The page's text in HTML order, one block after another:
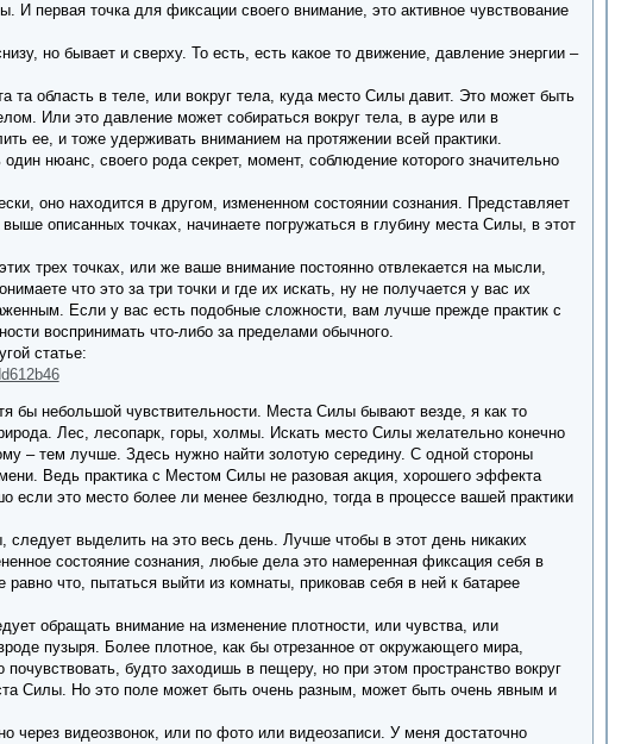
первая точка для фиксации своего внимание, это активное чувствование
но бывает и сверху. То есть, есть какое то движение, давление энергии –
та область в теле, или вокруг тела, куда место Силы давит. Это может быть
Или это давление может собираться вокруг тела, в ауре или в
ее, и тоже удерживать вниманием на протяжении всей практики.
нюанс, своего рода секрет, момент, соблюдение которого значительно
оно находится в другом, измененном состоянии сознания. Представляет
описанных точках, начинаете погружаться в глубину места Силы, в этот
трех точках, или же ваше внимание постоянно отвлекается на мысли,
что это за три точки и где их искать, ну не получается у вас их
Если у вас есть подобные сложности, вам лучше прежде практик с
воспринимать что-либо за пределами обычного.
статье:
бы небольшой чувствительности. Места Силы бывают везде, я как то
Лес, лесопарк, горы, холмы. Искать место Силы желательно конечно
– тем лучше. Здесь нужно найти золотую середину. С одной стороны
Ведь практика с Местом Силы не разовая акция, хорошего эффекта
это место более ли менее безлюдно, тогда в процессе вашей практики
выделить на это весь день. Лучше чтобы в этот день никаких
состояние сознания, любые дела это намеренная фиксация себя в
что, пытаться выйти из комнаты, приковав себя в ней к батарее
обращать внимание на изменение плотности, или чувства, или
пузыря. Более плотное, как бы отрезанное от окружающего мира,
будто заходишь в пещеру, но при этом пространство вокруг
Силы. Но это поле может быть очень разным, может быть очень явным и
видеозвонок, или по фото или видеозаписи. У меня достаточно